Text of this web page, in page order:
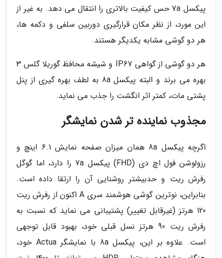
پیکسل 7a حس کیفیت بالاتری را انتقال می دهد. به غیر از
این مورد، از نظر مکان قرارگیری دوربین سلفی و دکمه ها،
هر دو گوشی مشابه یکدیگر هستند.
هر دو گوشی از گواهی IP67 و شیشه محافظ گوریلا گلس 3
بهره می برند و البته پیکسل 8a به لطف بهره گیری از پنل
پشتی مات، کمتر اثر انگشت را جذب می نماید.
مجذوب نماینده تر شدن نمایشگر
اگرچه پیکسل 8a همان میزان صفحه نمایش 6.1 اینچ و
رزولوشن فول اچ دی (FHD) پیکسل 7a را دارد، اما گوگل
رفرش ریت و حدبیشتر روشنایی آن را ارتقا داده است.
بنابراین، نوترین گوشی هوشمند سری A اکنون از رفرش ریت
120 هرتز (غیرقابل تغییر) پشتیبانی می نماید که نسبت به
رفرش ریت 90 هرتز نسل قبلی خود، بهبود قابل توجهی
است. علاوه بر این، پیکسل 8a با نمایشگر Actua خود،